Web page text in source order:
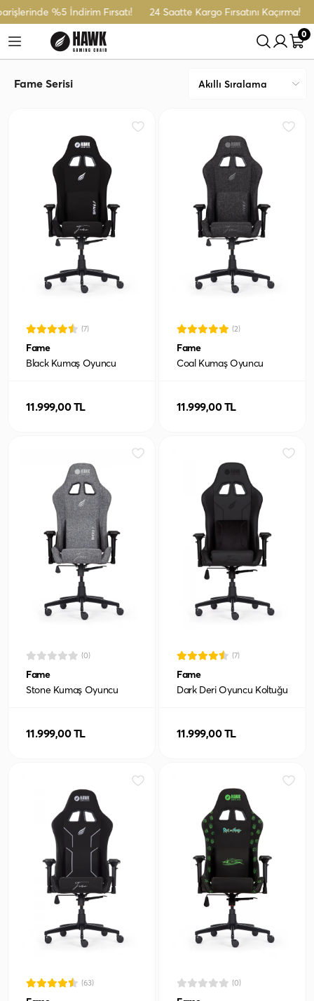
%5 İndirim Fırsatı! 24 Saatte Kargo Fırsatını Kaçırma!
0
Fame Serisi
(7)
Fame
Black Kumaş Oyuncu
11.999,00 TL
(2)
Fame
Coal Kumaş Oyuncu
11.999,00 TL
(0)
Fame
Stone Kumaş Oyuncu
11.999,00 TL
(7)
Fame
Dark Deri Oyuncu Koltuğu
11.999,00 TL
(63) (0)